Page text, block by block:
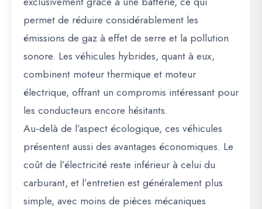
permet de réduire considérablement les
émissions de gaz à effet de serre et la pollution
sonore. Les véhicules hybrides, quant à eux,
combinent moteur thermique et moteur
électrique, offrant un compromis intéressant pour
les conducteurs encore hésitants.
Au-delà de l’aspect écologique, ces véhicules
présentent aussi des avantages économiques. Le
coût de l’électricité reste inférieur à celui du
carburant, et l’entretien est généralement plus
simple, avec moins de pièces mécaniques